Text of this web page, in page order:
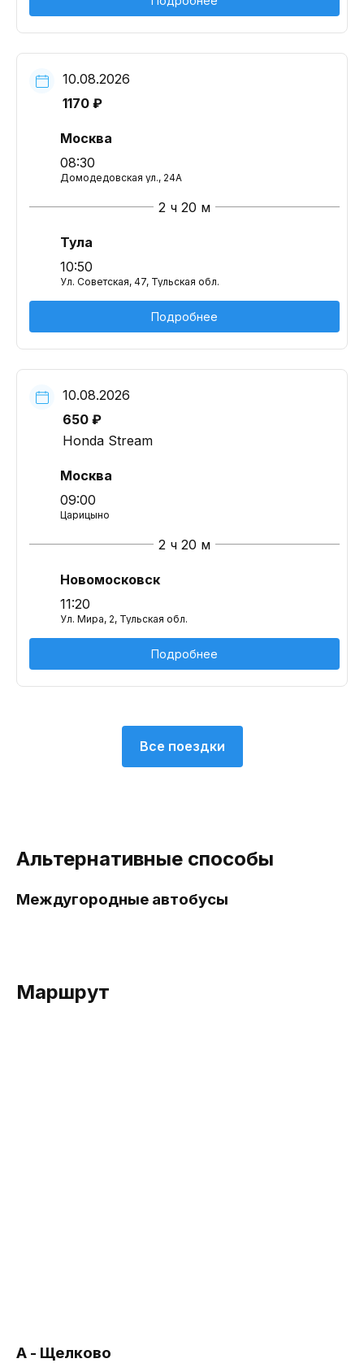
10.08.2026
1170 ₽
Москва
08:30
Домодедовская ул., 24А
2 ч 20 м
Тула
10:50
Ул. Советская, 47, Тульская обл.
Подробнее
10.08.2026
650 ₽
Honda Stream
Москва
09:00
Царицыно
2 ч 20 м
Новомосковск
11:20
Ул. Мира, 2, Тульская обл.
Подробнее
Все поездки
Альтернативные способы
Междугородные автобусы
Маршрут
А - Щелково